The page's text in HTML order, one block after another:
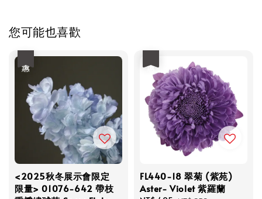
您可能也喜歡
<2025秋冬展示會限定
限量> 01076-642 帶枝
FL440-18 翠菊 (紫苑)
Aster- Violet 紫羅蘭